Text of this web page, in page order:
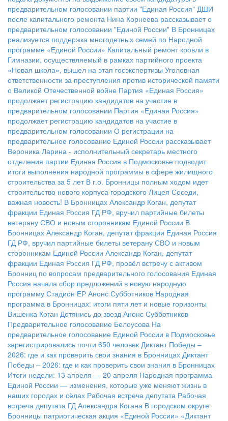
предварительном голосовании партии "Единая Россия" ДШИ
после капитального ремонта Нина Корнеева рассказывает о
предварительном голосовании "Единой России" В Бронницах
реализуется поддержка многодетных семей по Народной
программе «Единой России» Капитальный ремонт кровли в
Гимназии, осуществляемый в рамках партийного проекта
«Новая школа», вышел на этап госэкспертизы Уголовная
ответственности за преступления против исторической памяти
о Великой Отечественной войне Партия «Единая Россия»
продолжает регистрацию кандидатов на участие в
предварительном голосовании Партия «Единая Россия»
продолжает регистрацию кандидатов на участие в
предварительном голосовании О регистрации на
предварительное голосование Единой России рассказывает
Вероника Ларина - исполнительный секретарь местного
отделения партии Единая Россия в Подмосковье подводит
итоги выполнения народной программы в сфере жилищного
строительства за 5 лет В г.о. Бронницы полным ходом идет
строительство нового корпуса городского Лицея Соседи,
важная новость! В Бронницах Александр Коган, депутат
фракции Единая Россия ГД РФ, вручил партийные билеты
ветерану СВО и новым сторонникам Единой России В
Бронницах Александр Коган, депутат фракции Единая Россия
ГД РФ, вручил партийные билеты ветерану СВО и новым
сторонникам Единой России Александр Коган, депутат
фракции Единая Россия ГД РФ, провёл встречу с активом
Бронниц по вопросам предварительного голосования Единая
Россия начала сбор предложений в новую народную
программу Стадион ЕР Анонс Субботников Народная
программа в Бронницах: итоги пяти лет и новые горизонты
Вишенка Коган Дотянись до звезд Анонс Субботников
Предварительное голосование Белоусова На
предварительное голосование Единой России в Подмосковье
зарегистрировались почти 650 человек Диктант Победы –
2026: где и как проверить свои знания в Бронницах Диктант
Победы – 2026: где и как проверить свои знания в Бронницах
Итоги недели: 13 апреля — 20 апреля Народная программа
Единой России — изменения, которые уже меняют жизнь в
наших городах и сёлах Рабочая встреча депутата Рабочая
встреча депутата ГД Александра Когана В городском округе
Бронницы патриотическая акция «Единой России» «Диктант